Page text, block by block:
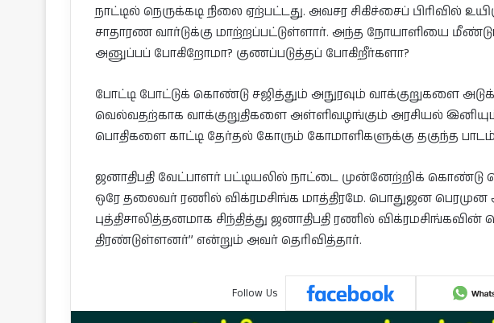
நாட்டில் நெருக்கடி நிலை ஏற்பட்டது. அவசர சிகிச்சைப் பிரிவில்
சாதாரண வார்டுக்கு மாற்றப்பட்டுள்ளார். அந்த நோயாளியை மீண்டும்
அனுப்பப் போகிறோமா? குணப்படுத்தப் போகிறீர்களா?
போட்டி போட்டுக் கொண்டு சஜித்தும் அநுரவும் வாக்குறுகளை
வெல்வதற்காக வாக்குறுதிகளை அள்ளிவழங்கும் அரசியல்
பொதிகளை காட்டி தேர்தல் கோரும் கோமாளிகளுக்கு தகுந்த
ஜனாதிபதி வேட்பாளர் பட்டியலில் நாட்டை முன்னேற்றிக் கொண்டு
ஒரே தலைவர் ரணில் விக்ரமசிங்க மாத்திரமே. பொதுஜன
புத்திசாலித்தனமாக சிந்தித்து ஜனாதிபதி ரணில்
திரண்டுள்ளனர்” என்றும் அவர் தெரிவித்தார்.
Follow Us